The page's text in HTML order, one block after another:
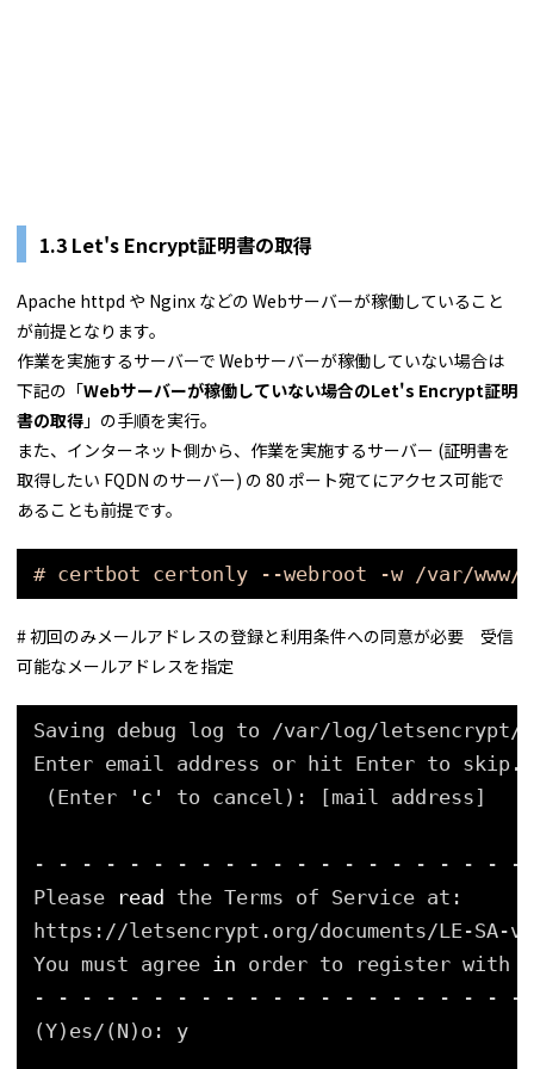
1.3 Let's Encrypt証明書の取得
Apache httpd や Nginx などの Webサーバーが稼働していること
が前提となります。
作業を実施するサーバーで Webサーバーが稼働していない場合は
下記の「Webサーバーが稼働していない場合のLet's Encrypt証明
書の取得 」の手順を実行。
また、インターネット側から、作業を実施するサーバー (証明書を
取得したい FQDN のサーバー) の 80 ポート宛てにアクセス可能で
あることも前提です。
# certbot certonly --webroot -w /var/www/
# 初回のみメールアドレスの登録と利用条件への同意が必要 受信
可能なメールアドレスを指定
Saving debug log to /var/log/letsencrypt/
Enter email address or hit Enter to skip.
(Enter
'c' to cancel): [mail address]
- - - - - - - - - - - - - - - - - - - -
Please
read the Terms of Service at:
https: //letsencrypt .org/documents/LE-SA-v1
You must agree in order to register with
- - - - - - - - - - - - - - - - - - - -
(Y)es/(N)o: y